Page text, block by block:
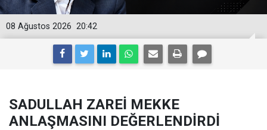
20:42
08 Ağustos 2026
SADULLAH ZAREİ MEKKE
ANLAŞMASINI DEĞERLENDİRDİ